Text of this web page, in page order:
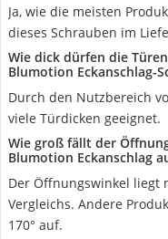
Ja, wie die meisten
dieses Schrauben im
Wie dick dürfen die
Blumotion Eckanschlag-
Durch den Nutzbereich
viele Türdicken geeignet.
Wie groß fällt der
Blumotion Eckanschlag
Der Öffnungswinkel liegt
Vergleichs. Andere
170° auf.